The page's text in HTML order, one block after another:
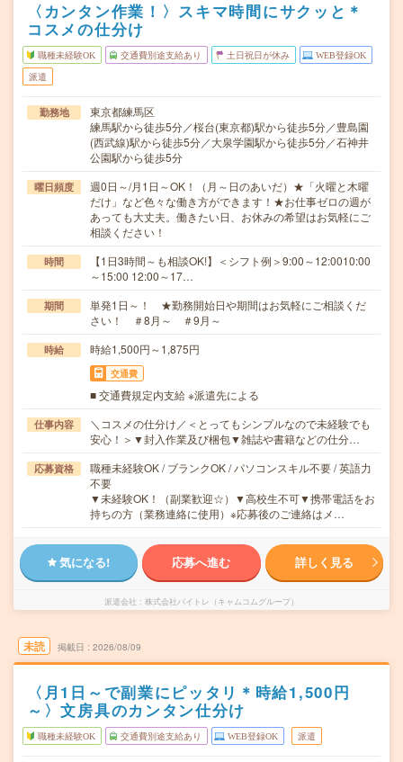
〈カンタン作業！〉スキマ時間にサクッと＊
コスメの仕分け
職種未経験OK 交通費別途支給あり 土日祝日が休み WEB登録OK
派遣
勤務地
東京都練馬区
練馬駅から徒歩5分／桜台(東京都)駅から徒歩5分／豊島園
(西武線)駅から徒歩5分／大泉学園駅から徒歩5分／石神井
公園駅から徒歩5分
曜日頻度
週0日～/月1日～OK！（月～日のあいだ）★「火曜と木曜
だけ」など色々な働き方ができます！★お仕事ゼロの週が
あっても大丈夫。働きたい日、お休みの希望はお気軽にご
相談ください！
時間
【1日3時間～も相談OK!】＜シフト例＞9:00～12:0010:00
～15:00 12:00～17…
期間
単発1日～！ ★勤務開始日や期間はお気軽にご相談くだ
さい！ ＃8月～ ＃9月～
時給 時給1,500円～1,875円
交通費
■ 交通費規定内支給 ※派遣先による
仕事内容
＼コスメの仕分け／＜とってもシンプルなので未経験でも
安心！＞▼封入作業及び梱包▼雑誌や書籍などの仕分…
応募資格
職種未経験OK / ブランクOK / パソコンスキル不要 / 英語力
不要
▼未経験OK！（副業歓迎☆）▼高校生不可▼携帯電話をお
持ちの方（業務連絡に使用）※応募後のご連絡はメ…
気になる! 応募へ進む 詳しく見る
派遣会社 株式会社バイトレ（キャムコムグループ）
未読 掲載日 2026/08/09
〈月1日～で副業にピッタリ＊時給1,500円
～〉文房具のカンタン仕分け
職種未経験OK 交通費別途支給あり WEB登録OK 派遣